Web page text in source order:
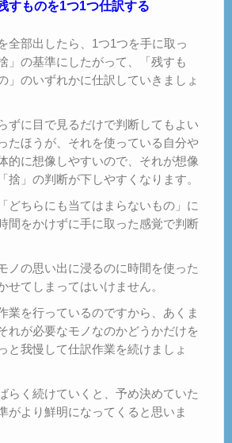
すものを1つ1つ仕訳する
全部出したら、1つ1つを手に取っ
」の基準にしたがって、「残すも
」のいずれかに仕訳していきましょ
ずに目で見るだけで判断してもよい
たほうが、それを使っている自分や
的に想像しやすいので、それが想像
捨」の判断が下しやすくなります。
どちらにも当てはまらないもの」に
間をかけずに手に取った感覚で判断
ノの思い出に浸るのに時間を使った
せてしまってはいけません。
業を行っているのですから、あくま
れが必要なモノなのかどうかだけを
と我慢して仕訳作業を続けましょ
らく続けていくと、予め決めていた
がより鮮明になってくると思いま